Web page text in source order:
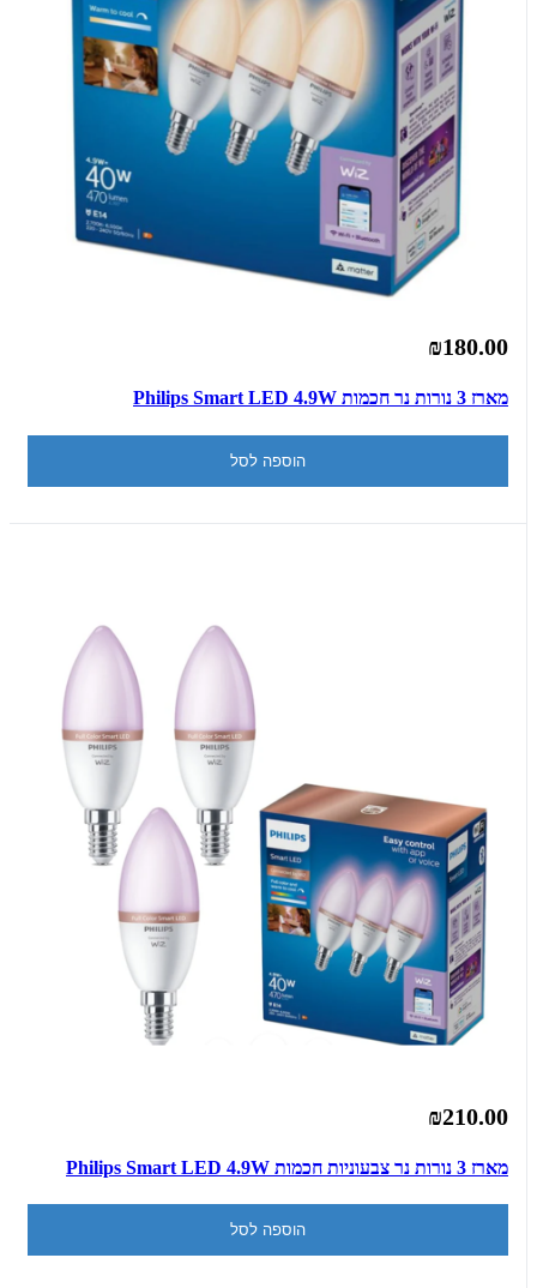
₪180.00
מארז 3 נורות נר חכמות Philips Smart LED 4.9W
הוספה לסל
₪210.00
מארז 3 נורות נר צבעוניות חכמות Philips Smart LED 4.9W
הוספה לסל